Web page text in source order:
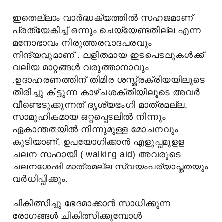
ഇതെല്ലാം വാർദ്ധക്യത്തിൽ സഹജമാണ്
പ്രത്യേകിച്ച് ഒന്നും ചെയ്യേണ്ടതില്ല എന്ന
മനോഭാവം നിരുത്തരവാദപരവും
നിന്ദ്യവുമാണ് . ലളിതമായ ഇടപെടലുകൾക്ക്
വലിയ മാറ്റങ്ങൾ വരുത്താനാവും
.ഉദാഹരണത്തിന് തിമിര ശസ്ത്രക്രിയയിലൂടെ
തിരിച്ചു കിട്ടുന്ന കാഴ്ചശക്തിയിലൂടെ അവർ
വീണ്ടെടുക്കുന്നത് ദൃശ്യഭംഗി മാത്രമല്ല,
സാമൂഹികമായ ഒറ്റപ്പെടലിൽ നിന്നും
ഏകാന്തതയിൽ നിന്നുമുള്ള മോചനവും
കൂടിയാണ്. ഉപയോഗിക്കാൻ എളുപ്പമുളള
ചലന സഹായി ( walking aid) അവരുടെ
ചലനശേഷി മാത്രമല്ല സ്വയംപര്യാപ്തതയും
വർധിപ്പിക്കും.
ചികിത്സിച്ചു ഭേദമാക്കാൻ സാധിക്കുന്ന
രോഗങ്ങൾ ചികിത്സിക്കുമ്പോൾ